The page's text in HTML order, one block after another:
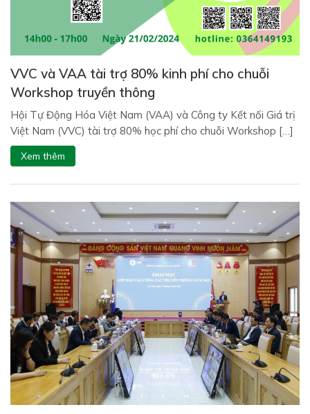
VVC và VAA tài trợ 80% kinh phí cho chuỗi
Workshop truyền thông
Hội Tự Động Hóa Việt Nam (VAA) và Công ty Kết nối Giá trị
Việt Nam (VVC) tài trợ 80% học phí cho chuỗi Workshop […]
Xem thêm